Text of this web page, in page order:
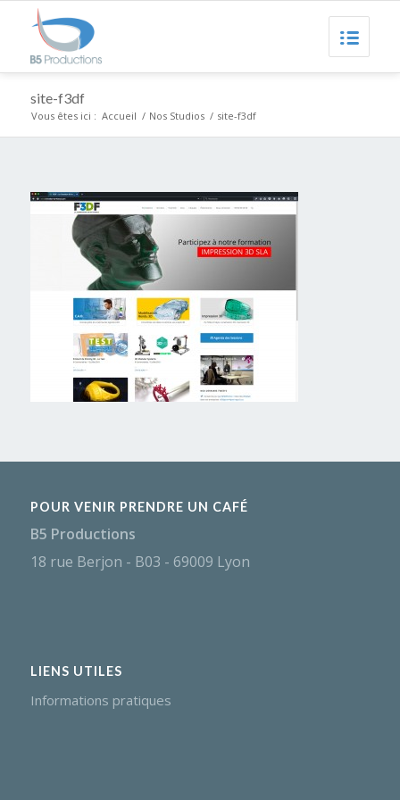
site-f3df
Vous êtes ici : Accueil / Nos Studios / site-f3df
POUR VENIR PRENDRE UN CAFÉ
B5 Productions
18 rue Berjon - B03 - 69009 Lyon
LIENS UTILES
Informations pratiques